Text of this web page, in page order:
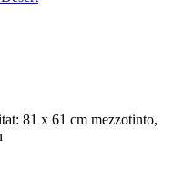
81 x 61 cm mezzotinto,